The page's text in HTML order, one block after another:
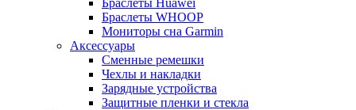
Браслеты Huawei
Браслеты WHOOP
Мониторы сна Garmin
Аксессуары
Сменные ремешки
Чехлы и накладки
Зарядные устройства
Защитные пленки и стекла